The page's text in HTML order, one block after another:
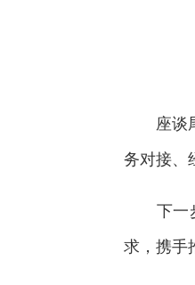
座谈尾
务对接、
下一步
求，携手